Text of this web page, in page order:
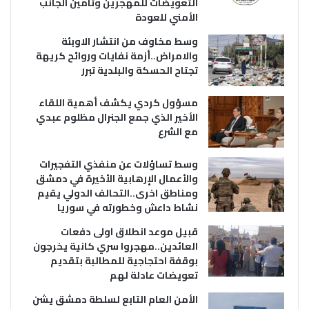
الأمني للعودة
وسط مخاوف من انتشار الاوبئة
والامراض..أزمة نفايات وروائح كريهة
تجتاح الحسكة والبلدية تبرر
مسؤول كردي يكشف أهمية اللقاء
الأخير الذي جمع الجنرال مظلوم عبدي
مع الشرع
وسط تساؤلات عن منفذي التفجيرات
والأعمال الإرهابية الأخيرة في دمشق
ومناطق اخرى..التحالف الدولي يقيم
نشاط داعش وخطورته في سوريا
قبيل موعد انطلاق اولى دفعات
العائدين..مهجروا سري كانية يخرجون
بوقفة احتجاجية للمطالبة بتقديم
تعويضات عادلة لهم
الأمن العام التابع لسلطة دمشق يشن